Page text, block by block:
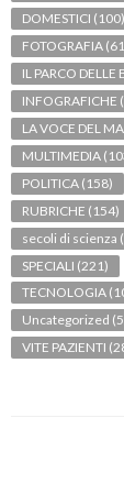
DOMESTICI (100)
FOTOGRAFIA
IL PARCO DELLE
INFOGRAFICHE
LA VOCE DEL
MULTIMEDIA
POLITICA (158)
RUBRICHE (154)
secoli di scienza
SPECIALI (221)
TECNOLOGIA
Uncategorized
VITE PAZIENTI